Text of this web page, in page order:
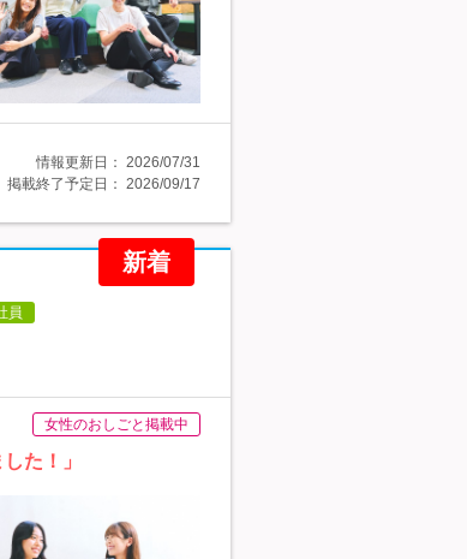
情報更新日： 2026/07/31
掲載終了予定日： 2026/09/17
新着
員
女性のおしごと掲載中
た！」